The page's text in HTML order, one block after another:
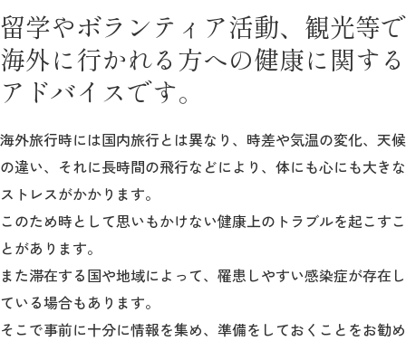
企業・研究者の方
地域・一般の方
報道関係の方
教育
研究
学生生活
留学・国際交流
留学やボランティア活動、観光等で
海外に行かれる方への健康に関する
アドバイスです。
海外旅行時には国内旅行とは異なり、時差や気温の変化、天候
の違い、それに長時間の飛行などにより、体にも心にも大きな
ストレスがかかります。
このため時として思いもかけない健康上のトラブルを起こすこ
とがあります。
また滞在する国や地域によって、罹患しやすい感染症が存在し
ている場合もあります。
そこで事前に十分に情報を集め、準備をしておくことをお勧め